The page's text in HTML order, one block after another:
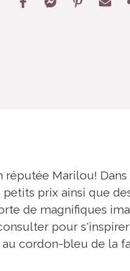
Marilou!
prix ainsi que
de magnifiques
pour
cordon-bleu de la